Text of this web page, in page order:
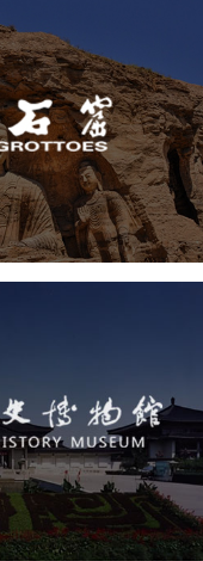
窟
品牌官网
网页设计
智慧博物馆
景区网站建设